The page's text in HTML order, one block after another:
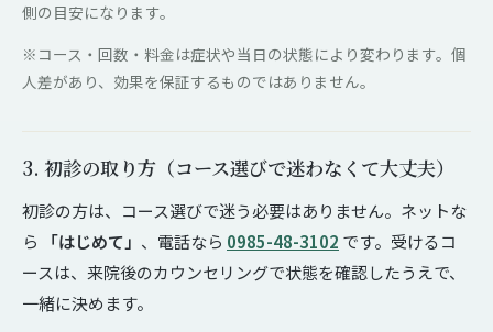
側の目安になります。
※コース・回数・料金は症状や当日の状態により変わります。個
人差があり、効果を保証するものではありません。
3. 初診の取り方（コース選びで迷わなくて大丈夫）
初診の方は、コース選びで迷う必要はありません。ネットな
ら
「はじめて」 、電話なら 0985-48-3102 です。受けるコ
ースは、来院後のカウンセリングで状態を確認したうえで、
一緒に決めます。